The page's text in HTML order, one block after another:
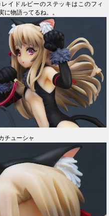
イドルビーのステッキはこのフィ
に物語ってるね。。
チューシャ